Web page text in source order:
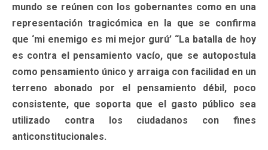
mundo se reúnen con los gobernantes como en una
representación tragicómica en la que se confirma
que ‘mi enemigo es mi mejor gurú’ “La batalla de hoy
es contra el pensamiento vacío, que se autopostula
como pensamiento único y arraiga con facilidad en un
terreno abonado por el pensamiento débil, poco
consistente, que soporta que el gasto público sea
utilizado contra los ciudadanos con fines
anticonstitucionales.